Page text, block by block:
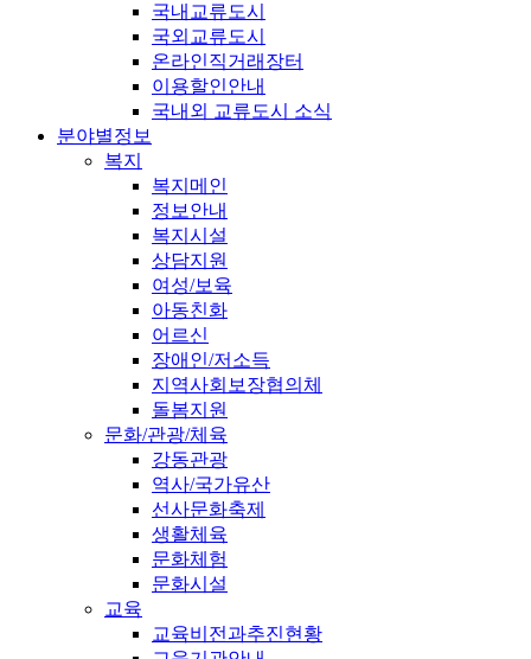
국내교류도시
국외교류도시
온라인직거래장터
이용할인안내
국내외 교류도시 소식
분야별정보
복지
복지메인
정보안내
복지시설
상담지원
여성/보육
아동친화
어르신
장애인/저소득
지역사회보장협의체
돌봄지원
문화/관광/체육
강동관광
역사/국가유산
선사문화축제
생활체육
문화체험
문화시설
교육
교육비전과추진현황